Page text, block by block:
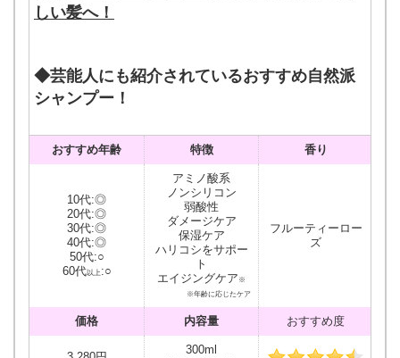
しい髪へ！
◆芸能人にも紹介されているおすすめ自然派
シャンプー！
おすすめ年齢 特徴 香り
10代:◎
20代:◎
30代:◎
40代:◎
50代:○
60代以上 :○
アミノ酸系
ノンシリコン
弱酸性
ダメージケア
保湿ケア
ハリコシをサポー
ト
エイジングケア ※
※年齢に応じたケア
フルーティーロー
ズ
価格 内容量 おすすめ度
300ml